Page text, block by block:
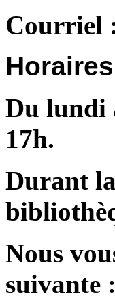
Courriel
Du lundi
17h.
Durant
Nous
suivante :